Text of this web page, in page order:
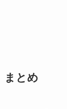
まとめ